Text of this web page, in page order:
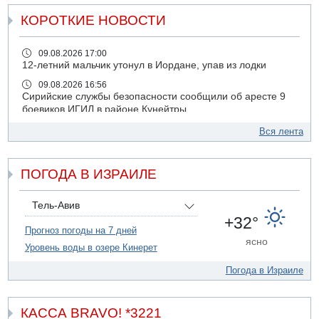
КОРОТКИЕ НОВОСТИ
09.08.2026 17:00
12-летний мальчик утонул в Иордане, упав из лодки
09.08.2026 16:56
Сирийские службы безопасности сообщили об аресте 9
боевиков ИГИЛ в районе Кунейтры
Прогноз погоды: с понедельника усиление жары в
09.08.2026 15:49
Хуситы сообщили об ударе дроном по саудовскому НПЗ
09.08.2026 14:43
Умер пятилетний ребенок, забытый в закрытой машине
в Лоде
Правительство переводит министерству обороны еще
срочные секретные нужды"
Вся лента
ПОГОДА В ИЗРАИЛЕ
Тель-Авив
Прогноз погоды на 7 дней
Уровень воды в озере Кинерет
+32°
ясно
Погода в Израиле
КАССА BRAVO! *3221